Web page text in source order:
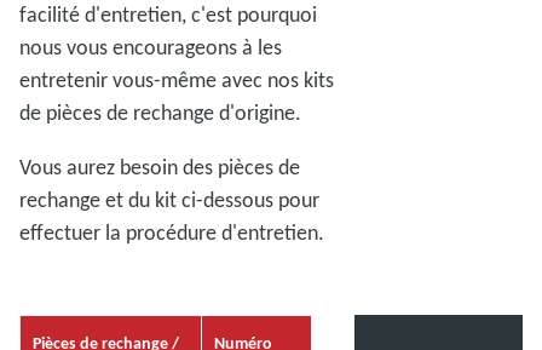
facilité d'entretien, c'est pourquoi
nous vous encourageons à les
entretenir vous-même avec nos kits
de pièces de rechange d'origine.
Vous aurez besoin des pièces de
rechange et du kit ci-dessous pour
effectuer la procédure d'entretien.
Pièces de rechange /
Numéro